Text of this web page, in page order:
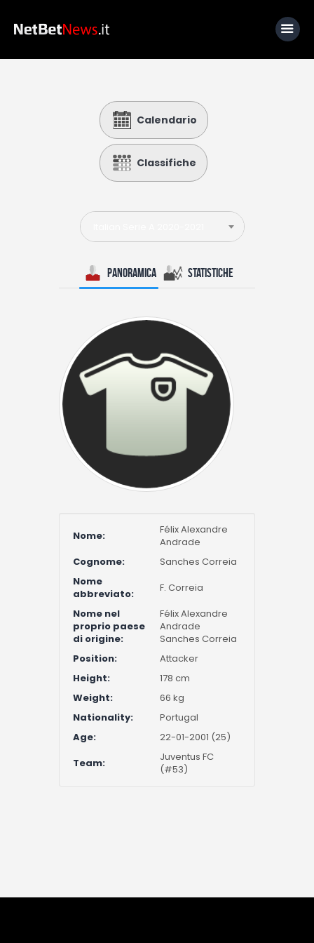
Calcio
Basket
Tennis
Lo Sapevi Che
I consigli di Giulia
Calendario
Classifiche
Panoramica Statistiche
Nome:
Félix Alexandre
Andrade
Cognome:
Sanches Correia
Nome
abbreviato:
F. Correia
Nome nel
proprio paese
di origine:
Félix Alexandre
Andrade
Sanches Correia
Position:
Attacker
Height:
178 cm
Weight:
66 kg
Nationality:
Portugal
Age:
22-01-2001 (25)
Team:
Juventus FC
(#53)